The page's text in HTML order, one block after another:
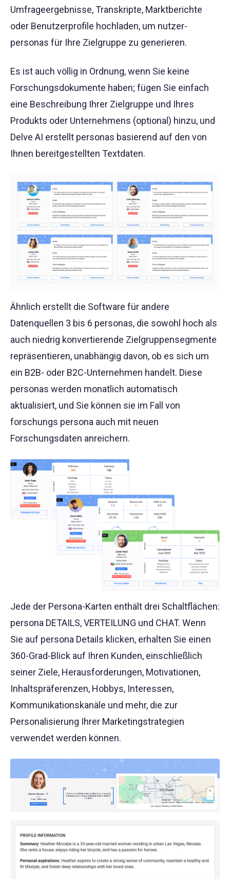
Umfrageergebnisse, Transkripte, Marktberichte
oder Benutzerprofile hochladen, um nutzer-
personas für Ihre Zielgruppe zu generieren.
Es ist auch völlig in Ordnung, wenn Sie keine
Forschungsdokumente haben; fügen Sie einfach
eine Beschreibung Ihrer Zielgruppe und Ihres
Produkts oder Unternehmens (optional) hinzu, und
Delve AI erstellt personas basierend auf den von
Ihnen bereitgestellten Textdaten.
Ähnlich erstellt die Software für andere
Datenquellen 3 bis 6 personas, die sowohl hoch als
auch niedrig konvertierende Zielgruppensegmente
repräsentieren, unabhängig davon, ob es sich um
ein B2B- oder B2C-Unternehmen handelt. Diese
personas werden monatlich automatisch
aktualisiert, und Sie können sie im Fall von
forschungs persona auch mit neuen
Forschungsdaten anreichern.
Jede der Persona-Karten enthält drei Schaltflächen:
persona DETAILS, VERTEILUNG und CHAT. Wenn
Sie auf persona Details klicken, erhalten Sie einen
360-Grad-Blick auf Ihren Kunden, einschließlich
seiner Ziele, Herausforderungen, Motivationen,
Inhaltspräferenzen, Hobbys, Interessen,
Kommunikationskanäle und mehr, die zur
Personalisierung Ihrer Marketingstrategien
verwendet werden können.